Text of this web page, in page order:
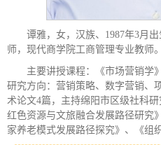
谭雅，女，汉族、1987年3月
师，现代商学院工商管理专业教师。
主要讲授课程：《市场营销学
研究方向：营销策略、数字营销、
术论文4篇，主持绵阳市区级社科
红色资源与文旅融合发展路径研究
家养老模式发展路径探究》、《组